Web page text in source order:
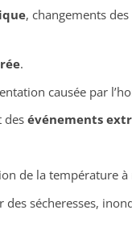
, changements des
.
causée par
des événements
de la température à
sécheresses,